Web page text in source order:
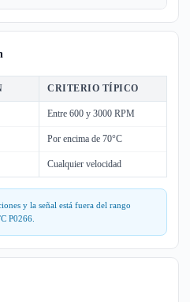
CRITERIO TÍPICO
Entre 600 y 3000 RPM
Por encima de 70°C
Cualquier velocidad
y la señal está fuera del rango
P0266.